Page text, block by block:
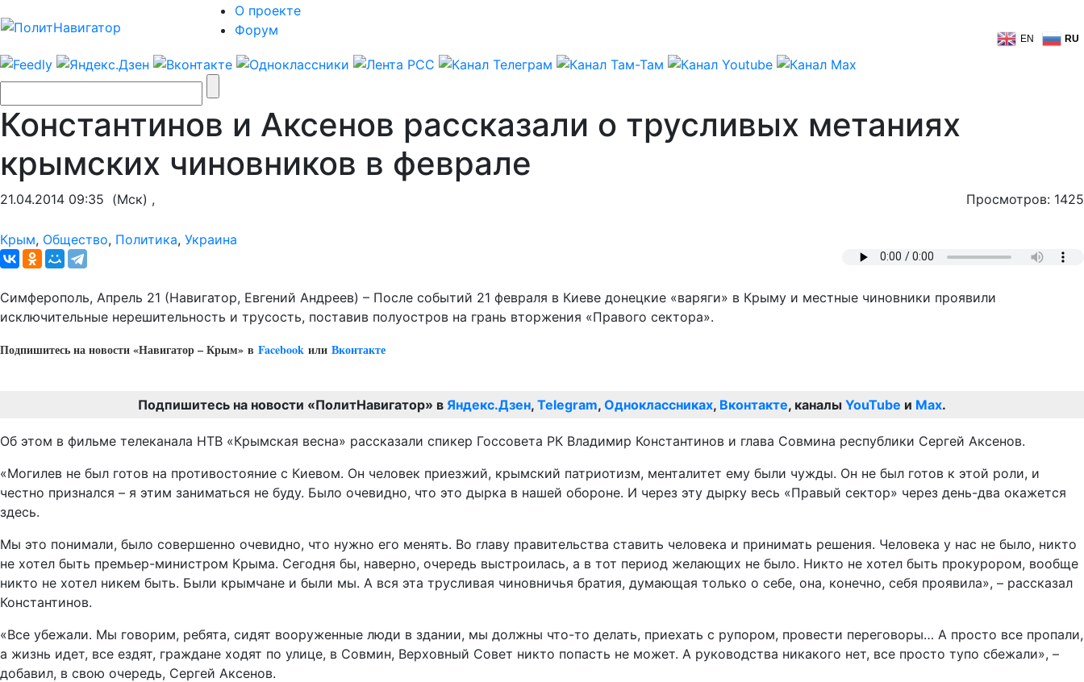
О проекте
Форум
EN RU
Константинов и Аксенов рассказали о трусливых метаниях
крымских чиновников в феврале
21.04.2014 09:35 (Мск) , Просмотров: 1425
Крым, Общество, Политика, Украина
Симферополь, Апрель 21 (Навигатор, Евгений Андреев) – После событий 21 февраля в Киеве донецкие «варяги» в Крыму и местные чиновники проявили
исключительные нерешительность и трусость, поставив полуостров на грань вторжения «Правого сектора».
Подпишитесь на новости «Навигатор – Крым» в Facebook или Вконтакте
Подпишитесь на новости «ПолитНавигатор» в Яндекс.Дзен, Telegram, Одноклассниках, Вконтакте, каналы YouTube и Max.
Об этом в фильме телеканала НТВ «Крымская весна» рассказали спикер Госсовета РК Владимир Константинов и глава Совмина республики Сергей Аксенов.
«Могилев не был готов на противостояние с Киевом. Он человек приезжий, крымский патриотизм, менталитет ему были чужды. Он не был готов к этой роли, и
честно признался – я этим заниматься не буду. Было очевидно, что это дырка в нашей обороне. И через эту дырку весь «Правый сектор» через день-два окажется
здесь.
Мы это понимали, было совершенно очевидно, что нужно его менять. Во главу правительства ставить человека и принимать решения. Человека у нас не было, никто
не хотел быть премьер-министром Крыма. Сегодня бы, наверно, очередь выстроилась, а в тот период желающих не было. Никто не хотел быть прокурором, вообще
никто не хотел никем быть. Были крымчане и были мы. А вся эта трусливая чиновничья братия, думающая только о себе, она, конечно, себя проявила», – рассказал
Константинов.
«Все убежали. Мы говорим, ребята, сидят вооруженные люди в здании, мы должны что-то делать, приехать с рупором, провести переговоры… А просто все пропали,
а жизнь идет, все ездят, граждане ходят по улице, в Совмин, Верховный Совет никто попасть не может. А руководства никакого нет, все просто тупо сбежали», –
добавил, в свою очередь, Сергей Аксенов.